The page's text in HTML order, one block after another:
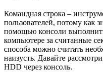
Командная строка –
пользователей, потому как
помощью консоли
компьютере за считанные
способа можно считать
наизусть. Давайте
HDD через консоль.